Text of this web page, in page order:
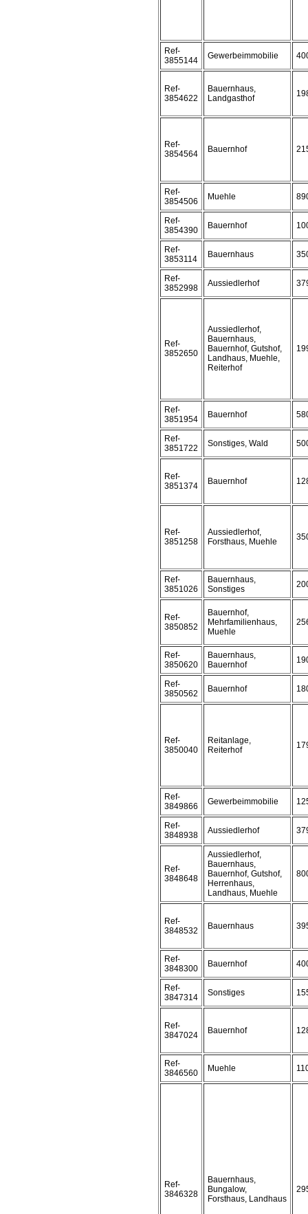
Ref-
3855144
Gewerbeimmobilie
Ref-
3854622
Bauernhaus,
Landgasthof
Ref-
3854564
Bauernhof
Ref-
3854506
Muehle
Ref-
3854390
Bauernhof
Ref-
3853114
Bauernhaus
Ref-
3852998
Aussiedlerhof
Ref-
3852650
Aussiedlerhof,
Bauernhaus,
Bauernhof, Gutshof,
Landhaus, Muehle,
Reiterhof
Ref-
3851954
Bauernhof
Ref-
3851722
Sonstiges, Wald
Ref-
3851374
Bauernhof
Ref-
3851258
Aussiedlerhof,
Forsthaus, Muehle
Ref-
3851026
Bauernhaus,
Sonstiges
Ref-
3850852
Bauernhof,
Mehrfamilienhaus,
Muehle
Ref-
3850620
Bauernhaus,
Bauernhof
Ref-
3850562
Bauernhof
Ref-
3850040
Reitanlage,
Reiterhof
Ref-
3849866
Gewerbeimmobilie
Ref-
3848938
Aussiedlerhof
Ref-
3848648
Aussiedlerhof,
Bauernhaus,
Bauernhof, Gutshof,
Herrenhaus,
Landhaus, Muehle
Ref-
3848532
Bauernhaus
Ref-
3848300
Bauernhof
Ref-
3847314
Sonstiges
Ref-
3847024
Bauernhof
Ref-
3846560
Muehle
Ref-
3846328
Bauernhaus,
Bungalow,
Forsthaus, Landhaus